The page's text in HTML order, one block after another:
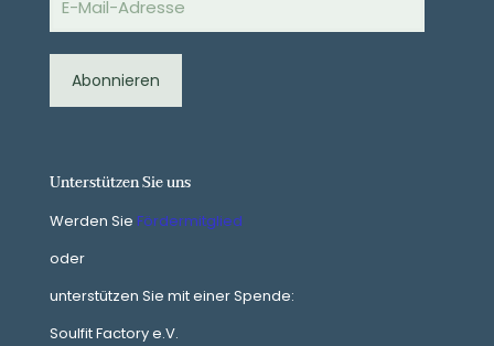
Mail-
Adresse
Abonnieren
Unterstützen Sie uns
Werden Sie Fördermitglied
oder
unterstützen Sie mit einer Spende:
Soulfit Factory e.V.